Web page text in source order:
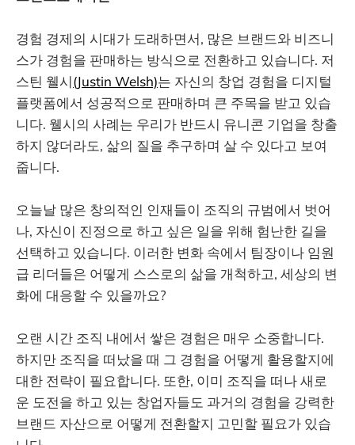
경험 경제의 시대가 도래하면서, 많은 브랜드와 비즈니
스가 경험을 판매하는 방식으로 전환하고 있습니다. 저
스틴 웰시(Justin Welsh)는 자신의 창업 경험을 디지털
플랫폼에서 성공적으로 판매하며 큰 주목을 받고 있습
니다. 웰시의 사례는 우리가 반드시 유니콘 기업을 창출
하지 않더라도, 삶의 질을 추구하며 살 수 있다고 보여
줍니다.
오늘날 많은 창의적인 인재들이 조직의 규범에서 벗어
나, 자신이 진정으로 하고 싶은 일을 위해 험난한 길을
선택하고 있습니다. 이러한 변화 속에서 팀장이나 임원
급 리더들은 어떻게 스스로의 삶을 개척하고, 세상의 변
화에 대응할 수 있을까요?
오랜 시간 조직 내에서 쌓은 경험은 매우 소중합니다.
하지만 조직을 떠났을 때 그 경험을 어떻게 활용할지에
대한 전략이 필요합니다. 또한, 이미 조직을 떠나 새로
운 도전을 하고 있는 창업자들도 과거의 경험을 강력한
브랜드 자산으로 어떻게 전환할지 고민할 필요가 있습